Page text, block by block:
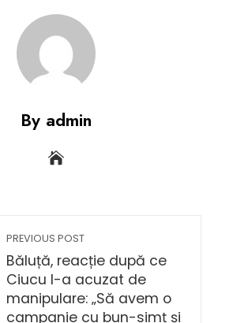
By admin
PREVIOUS POST
Băluță, reacție după ce
Ciucu l-a acuzat de
manipulare: „Să avem o
campanie cu bun-simț și